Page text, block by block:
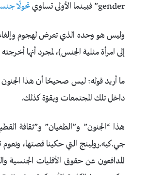
gender” فبينما الأولى تساوي
تحولًّا
إلى امرأة مثلية الجنس)، لمجرد أنها
ما أريد قوله: ليس صحيحًا أن هذا الجنون
داخل تلك المجتمعات وبقوّة كذلك.
هذا “الجنون” و”الطغيان” و”ثقافة
جي.كيه.رولينج التي حكينا قصتها،
المدافعون عن حقوق الأقليات الجنسية